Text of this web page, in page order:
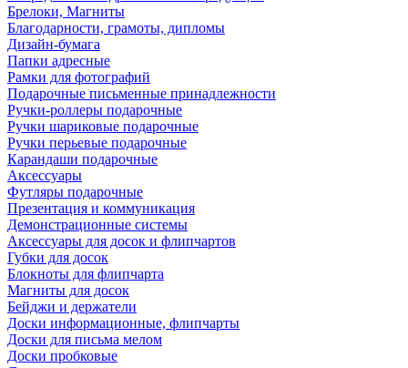
Брелоки, Магниты
Благодарности, грамоты, дипломы
Дизайн-бумага
Папки адресные
Рамки для фотографий
Подарочные письменные принадлежности
Ручки-роллеры подарочные
Ручки шариковые подарочные
Ручки перьевые подарочные
Карандаши подарочные
Аксессуары
Футляры подарочные
Презентация и коммуникация
Демонстрационные системы
Аксессуары для досок и флипчартов
Губки для досок
Блокноты для флипчарта
Магниты для досок
Бейджи и держатели
Доски информационные, флипчарты
Доски для письма мелом
Доски пробковые